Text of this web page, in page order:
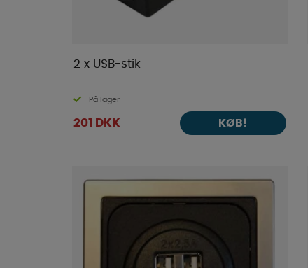
2 x USB-stik
På lager
201 DKK KØB!